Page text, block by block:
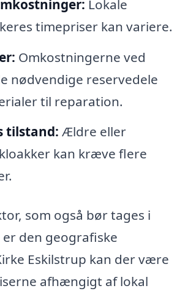
Lokale
timepriser kan variere.
Omkostningerne ved
nødvendige reservedele
til reparation.
tilstand: Ældre eller
kan kræve flere
som også bør tages i
den geografiske
Eskilstrup kan der være
afhængigt af lokal